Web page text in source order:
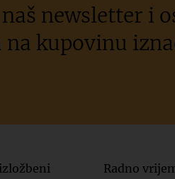
newsletter i
na kupovinu
Radno